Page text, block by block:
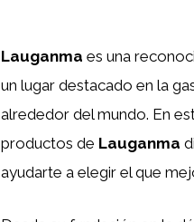
Lauganma es una
un lugar destacado en la
alrededor del mundo. En
productos de Lauganma
ayudarte a elegir el que